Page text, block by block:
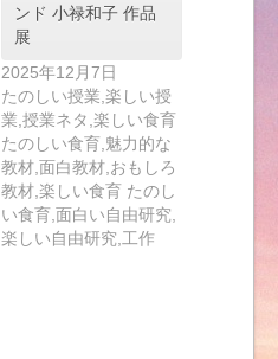
ンド 小禄和子 作品
展
2025年12月7日
たのしい授業,楽しい授
業,授業ネタ,楽しい食育
たのしい食育,魅力的な
教材,面白教材,おもしろ
教材,楽しい食育 たのし
い食育,面白い自由研究,
楽しい自由研究,工作